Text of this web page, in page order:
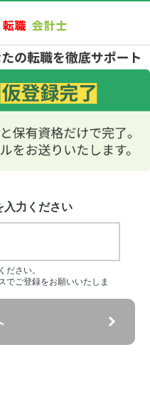
入力ください
さい。
でご登録をお願いいたしま